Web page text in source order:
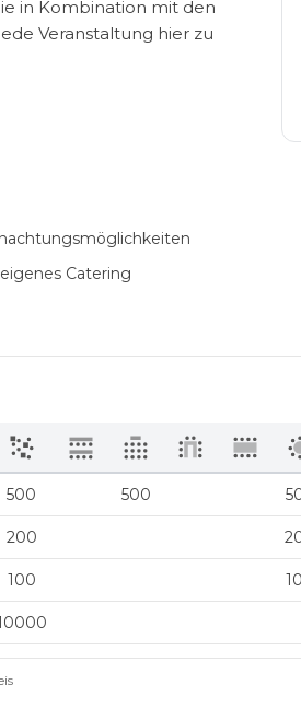
in Kombination mit den
Veranstaltung hier zu
Catering
500 500
200
100